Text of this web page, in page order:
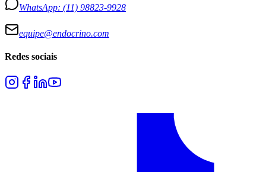
WhatsApp: (11) 98823-9928
equipe@endocrino.com
Redes sociais